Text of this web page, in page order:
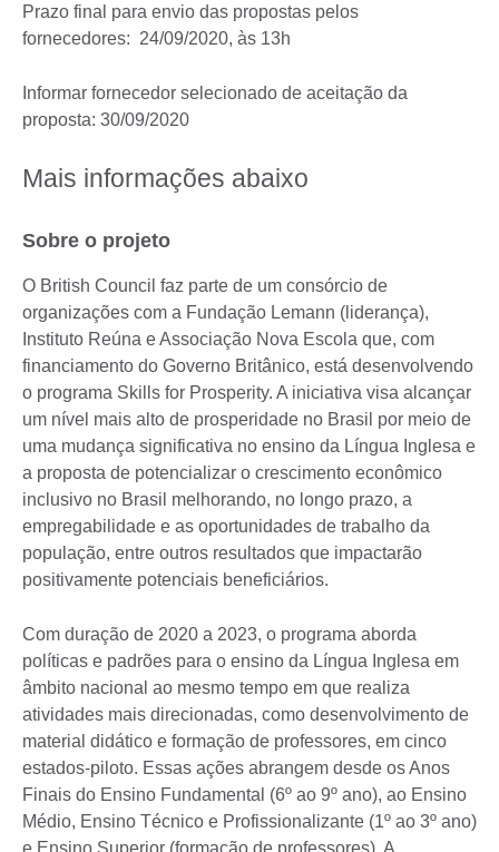
Prazo final para envio das propostas pelos
fornecedores: 24/09/2020, às 13h
Informar fornecedor selecionado de aceitação da
proposta: 30/09/2020
Mais informações abaixo
Sobre o projeto
O British Council faz parte de um consórcio de
organizações com a Fundação Lemann (liderança),
Instituto Reúna e Associação Nova Escola que, com
financiamento do Governo Britânico, está desenvolvendo
o programa Skills for Prosperity. A iniciativa visa alcançar
um nível mais alto de prosperidade no Brasil por meio de
uma mudança significativa no ensino da Língua Inglesa e
a proposta de potencializar o crescimento econômico
inclusivo no Brasil melhorando, no longo prazo, a
empregabilidade e as oportunidades de trabalho da
população, entre outros resultados que impactarão
positivamente potenciais beneficiários.
Com duração de 2020 a 2023, o programa aborda
políticas e padrões para o ensino da Língua Inglesa em
âmbito nacional ao mesmo tempo em que realiza
atividades mais direcionadas, como desenvolvimento de
material didático e formação de professores, em cinco
estados-piloto. Essas ações abrangem desde os Anos
Finais do Ensino Fundamental (6º ao 9º ano), ao Ensino
Médio, Ensino Técnico e Profissionalizante (1º ao 3º ano)
e Ensino Superior (formação de professores). A